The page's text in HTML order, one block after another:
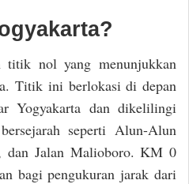
titik nol yang menunjukkan
Titik ini berlokasi di depan
Yogyakarta dan dikelilingi
seperti Alun-Alun
dan Jalan Malioboro. KM 0
bagi pengukuran jarak dari